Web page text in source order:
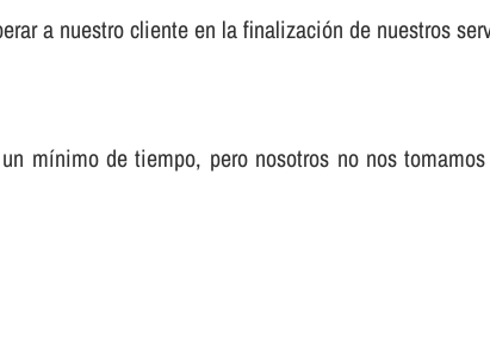
a nuestro cliente en la finalización de nuestros
mí­nimo de tiempo, pero nosotros no nos